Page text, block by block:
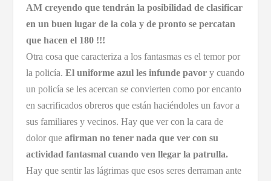
AM creyendo que tendrán la posibilidad de clasificar
en un buen lugar de la cola y de pronto se percatan
que hacen el 180 !!!
Otra cosa que caracteriza a los fantasmas es el temor por
la policía. El uniforme azul les infunde pavor y cuando
un policía se les acercan se convierten como por encanto
en sacrificados obreros que están haciéndoles un favor a
sus familiares y vecinos. Hay que ver con la cara de
dolor que afirman no tener nada que ver con su
actividad fantasmal cuando ven llegar la patrulla.
Hay que sentir las lágrimas que esos seres derraman ante